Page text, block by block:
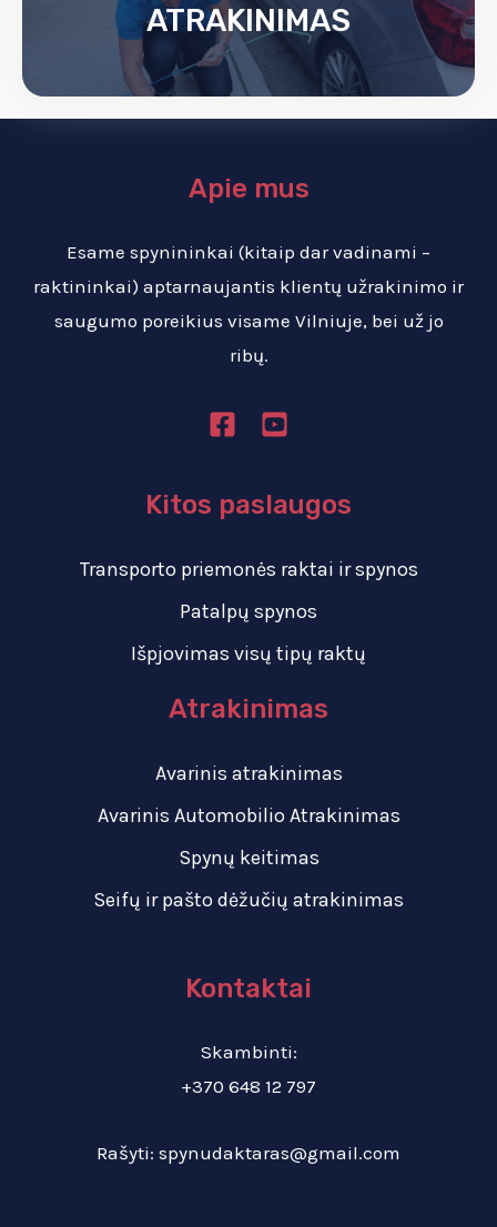
ATRAKINIMAS
Apie mus
Esame spynininkai (kitaip dar vadinami –
raktininkai) aptarnaujantis klientų užrakinimo ir
saugumo poreikius visame Vilniuje, bei už jo
ribų.
Kitos paslaugos
Transporto priemonės raktai ir spynos
Patalpų spynos
Išpjovimas visų tipų raktų
Atrakinimas
Avarinis atrakinimas
Avarinis Automobilio Atrakinimas
Spynų keitimas
Seifų ir pašto dėžučių atrakinimas
Kontaktai
Skambinti:
+370 648 12 797
Rašyti: spynudaktaras@gmail.com